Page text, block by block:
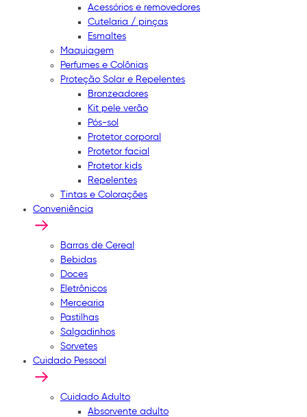
Acessórios e removedores
Cutelaria / pinças
Esmaltes
Maquiagem
Perfumes e Colônias
Proteção Solar e Repelentes
Bronzeadores
Kit pele verão
Pós-sol
Protetor corporal
Protetor facial
Protetor kids
Repelentes
Tintas e Colorações
Conveniência
Barras de Cereal
Bebidas
Doces
Eletrônicos
Mercearia
Pastilhas
Salgadinhos
Sorvetes
Cuidado Pessoal
Cuidado Adulto
Absorvente adulto